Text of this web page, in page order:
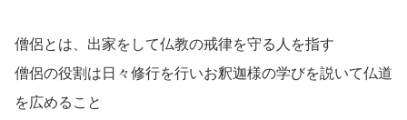
僧侶とは、出家をして仏教の戒律を守る人を指す
僧侶の役割は日々修行を行いお釈迦様の学びを説いて仏道
を広めること